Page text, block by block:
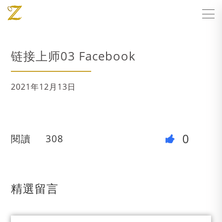
链接上师03 Facebook
2021年12月13日
閱讀 308 0
精選留言